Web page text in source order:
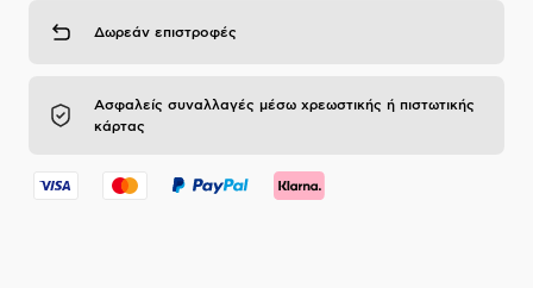
Δωρεάν επιστροφές
Ασφαλείς συναλλαγές μέσω χρεωστικής ή πιστωτικής
κάρτας